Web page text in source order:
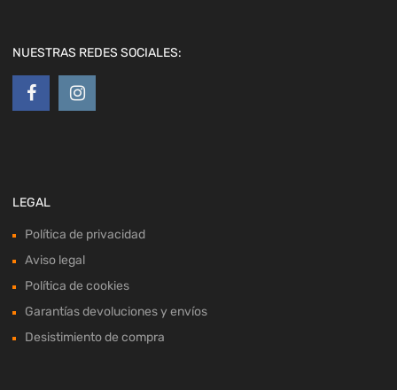
NUESTRAS REDES SOCIALES:
LEGAL
Política de privacidad
Aviso legal
Política de cookies
Garantías devoluciones y envíos
Desistimiento de compra